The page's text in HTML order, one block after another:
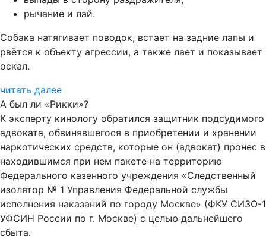
рычание и лай.
Собака натягивает поводок, встает на задние лапы и
рвётся к объекту агрессии, а также лает и показывает
оскал.
читать далее
А был ли «Рикки»?
К эксперту кинологу обратился защитник подсудимого
адвоката, обвинявшегося в приобретении и хранении
наркотических средств, которые он (адвокат) пронес в
находившимся при нем пакете на территорию
Федерального казенного учреждения «Следственный
изолятор № 1 Управления Федеральной службы
исполнения наказаний по городу Москве» (ФКУ СИЗО-1
УФСИН России по г. Москве) с целью дальнейшего
сбыта.